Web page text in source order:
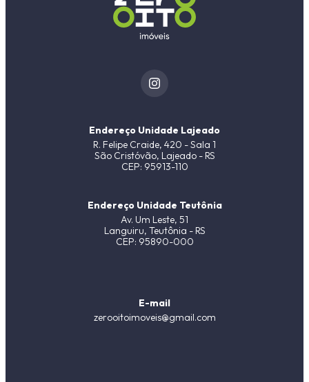
Endereço Unidade Lajeado
R. Felipe Craide, 420 - Sala 1
São Cristóvão, Lajeado - RS
CEP: 95913-110
Endereço Unidade Teutônia
Av. Um Leste, 51
Languiru, Teutônia - RS
CEP: 95890-000
E-mail
zerooitoimoveis@gmail.com